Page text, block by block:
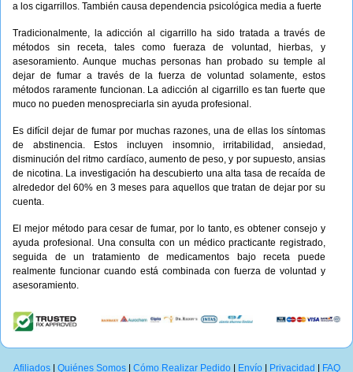
a los cigarrillos. También causa dependencia psicológica media a fuerte
Tradicionalmente, la adicción al cigarrillo ha sido tratada a través de
métodos sin receta, tales como fueraza de voluntad, hierbas, y
asesoramiento. Aunque muchas personas han probado su temple al
dejar de fumar a través de la fuerza de voluntad solamente, estos
métodos raramente funcionan. La adicción al cigarrillo es tan fuerte que
muco no pueden menospreciarla sin ayuda profesional.
Es difícil dejar de fumar por muchas razones, una de ellas los síntomas
de abstinencia. Estos incluyen insomnio, irritabilidad, ansiedad,
disminución del ritmo cardíaco, aumento de peso, y por supuesto, ansias
de nicotina. La investigación ha descubierto una alta tasa de recaída de
alrededor del 60% en 3 meses para aquellos que tratan de dejar por su
cuenta.
El mejor método para cesar de fumar, por lo tanto, es obtener consejo y
ayuda profesional. Una consulta con un médico practicante registrado,
seguida de un tratamiento de medicamentos bajo receta puede
realmente funcionar cuando está combinada con fuerza de voluntad y
asesoramiento.
Afiliados| Quiénes Somos| Cómo Realizar Pedido| Envío| Privacidad FAQ